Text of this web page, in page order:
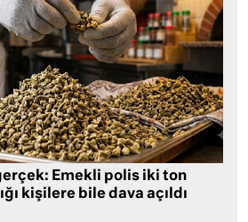
Emekli polis iki ton
kişilere bile dava açıldı